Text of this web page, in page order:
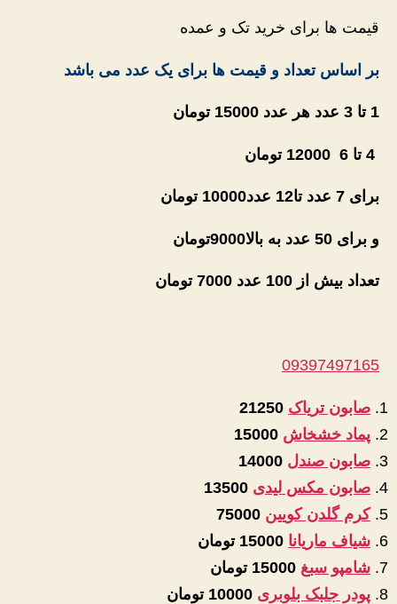
قیمت ها برای خرید تک و عمده
بر اساس تعداد و قیمت ها برای یک عدد می باشد
1 تا 3 عدد هر عدد 15000 تومان
برای 7 عدد تا12 عدد10000 تومان
و برای 50 عدد به بالا9000 تومان
تعداد بیش از 100 عدد 7000 تومان
09397497165
صابون تریاک
پماد خشخاش
صابون صندل
صابون مکس لیدی
کرم گلدن کویین
شیاف ماریانا
شامپو سبغ
پودر جلبک بلوبری